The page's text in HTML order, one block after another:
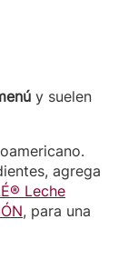
y suelen
agrega
Leche
, para una